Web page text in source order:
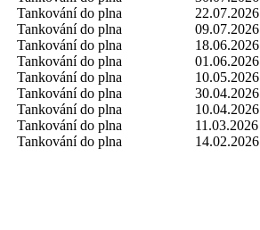
Tankování do plna
22.07.2026
Tankování do plna
09.07.2026
Tankování do plna
18.06.2026
Tankování do plna
01.06.2026
Tankování do plna
10.05.2026
Tankování do plna
30.04.2026
Tankování do plna
10.04.2026
Tankování do plna
11.03.2026
Tankování do plna
14.02.2026